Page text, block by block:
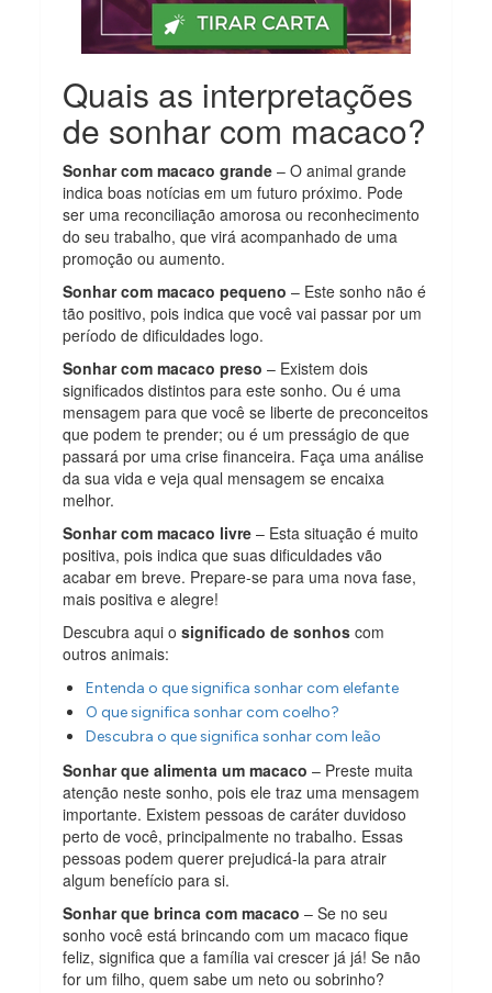
Quais as interpretações
de sonhar com macaco?
Sonhar com macaco grande – O animal grande
indica boas notícias em um futuro próximo. Pode
ser uma reconciliação amorosa ou reconhecimento
do seu trabalho, que virá acompanhado de uma
promoção ou aumento.
Sonhar com macaco pequeno – Este sonho não é
tão positivo, pois indica que você vai passar por um
período de dificuldades logo.
Sonhar com macaco preso – Existem dois
significados distintos para este sonho. Ou é uma
mensagem para que você se liberte de preconceitos
que podem te prender; ou é um presságio de que
passará por uma crise financeira. Faça uma análise
da sua vida e veja qual mensagem se encaixa
melhor.
Sonhar com macaco livre – Esta situação é muito
positiva, pois indica que suas dificuldades vão
acabar em breve. Prepare-se para uma nova fase,
mais positiva e alegre!
Descubra aqui osignificado de sonhos com
outros animais:
Entenda o que significa sonhar com elefante
O que significa sonhar com coelho?
Descubra o que significa sonhar com leão
Sonhar que alimenta um macaco – Preste muita
atenção neste sonho, pois ele traz uma mensagem
importante. Existem pessoas de caráter duvidoso
perto de você, principalmente no trabalho. Essas
pessoas podem querer prejudicá-la para atrair
algum benefício para si.
Sonhar que brinca com macaco – Se no seu
sonho você está brincando com um macaco fique
feliz, significa que a família vai crescer já já! Se não
for um filho, quem sabe um neto ou sobrinho?